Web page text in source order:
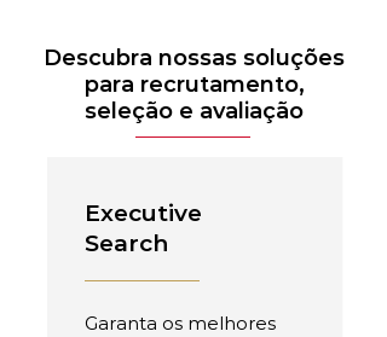
Descubra nossas soluções
para recrutamento,
seleção e avaliação
Executive
Search
Garanta os melhores